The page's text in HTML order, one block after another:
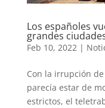
Los españoles
grandes
Feb 10, 2022|
Con la irrupción de
parecía estar de
estrictos, el